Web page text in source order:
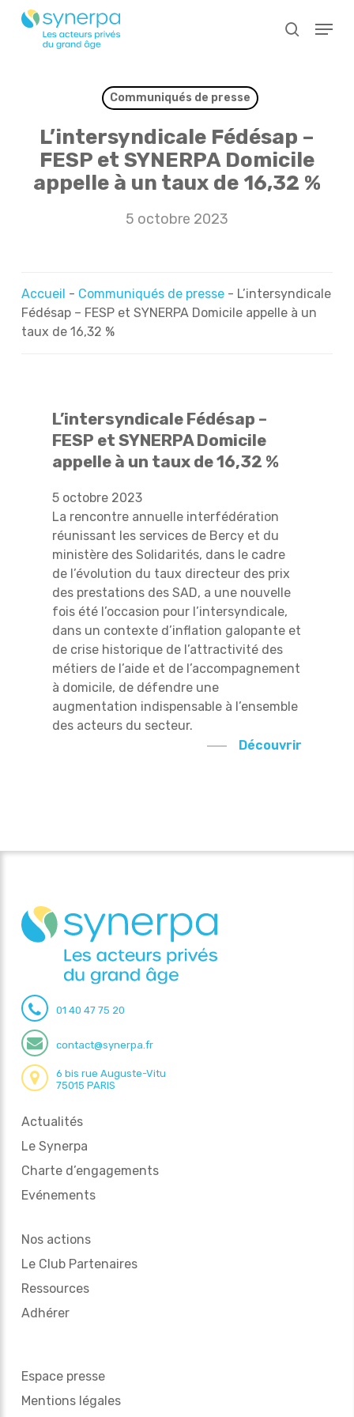
search
Menu
Communiqués de presse
L’intersyndicale Fédésap –
FESP et SYNERPA Domicile
appelle à un taux de 16,32 %
5 octobre 2023
Accueil - Communiqués de presse- L’intersyndicale
Fédésap – FESP et SYNERPA Domicile appelle à un
taux de 16,32 %
L’intersyndicale Fédésap –
FESP et SYNERPA Domicile
appelle à un taux de 16,32 %
5 octobre 2023
La rencontre annuelle interfédération
réunissant les services de Bercy et du
ministère des Solidarités, dans le cadre
de l’évolution du taux directeur des prix
des prestations des SAD, a une nouvelle
fois été l’occasion pour l’intersyndicale,
dans un contexte d’inflation galopante et
de crise historique de l’attractivité des
métiers de l’aide et de l’accompagnement
à domicile, de défendre une
augmentation indispensable à l’ensemble
des acteurs du secteur.
Découvrir
01 40 47 75 20
contact@synerpa.fr
6 bis rue Auguste-Vitu
75015 PARIS
Actualités
Le Synerpa
Charte d’engagements
Evénements
Nos actions
Le Club Partenaires
Ressources
Adhérer
Espace presse
Mentions légales